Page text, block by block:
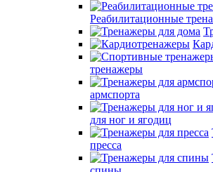
Реабилитационные
тренажеры
армспорта
для ног и ягодиц
пресса